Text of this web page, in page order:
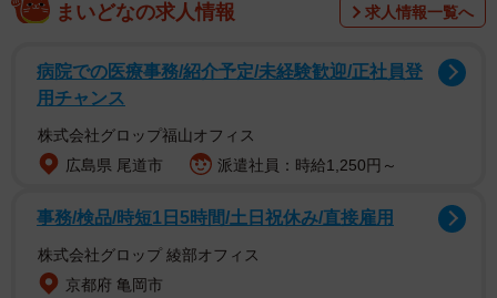
市は１７年度から整備を本格化させ、昨年１２月までに
まいどなの求人情報 求人情報一覧へ
病院での医療事務/紹介予定/未経験歓迎/正社員登
用チャンス
株式会社グロップ福山オフィス
広島県 尾道市
派遣社員：時給1,250円～
事務/検品/時短1日5時間/土日祝休み/直接雇用
株式会社グロップ 綾部オフィス
京都府 亀岡市